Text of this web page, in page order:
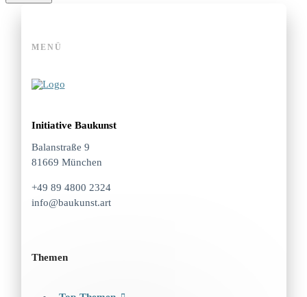
MENÜ
Initiative Baukunst
Balanstraße 9
81669 München
+49 89 4800 2324
info@baukunst.art
Themen